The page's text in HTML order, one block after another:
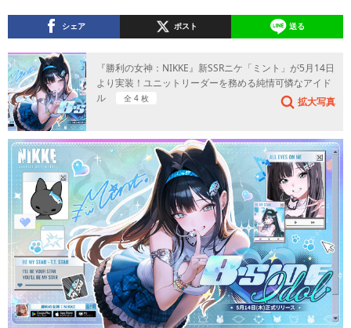
シェア ポスト 送る
『勝利の女神：NIKKE』新SSRニケ「ミント」が5月14日
より実装！ユニットリーダーを務める純情可憐なアイド
ル
全 4 枚 拡大写真